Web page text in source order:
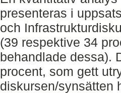
presenteras i
och
(39 respektive 34
behandlade dessa).
procent, som gett
diskursen/synsätten